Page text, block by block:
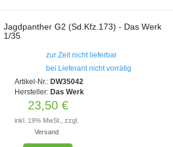
Jagdpanther G2 (Sd.Kfz.173) - Das Werk
1/35
zur Zeit nicht lieferbar
bei Lieferant nicht vorrätig
Artikel-Nr.: DW35042
Hersteller: Das Werk
23,50 €
inkl. 19% MwSt., zzgl.
Versand